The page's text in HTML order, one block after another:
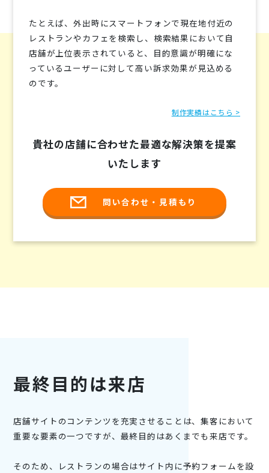
たとえば、外出時にスマートフォンで現在地付近の
レストランやカフェを検索し、検索結果において自
店舗が上位表示されていると、目的意識が明確にな
っているユーザーに対して高い訴求効果が見込める
のです。
制作実績はこちら >
貴社の店舗に合わせた最適な解決策を提案
いたします
問い合わせ・見積もり
最終目的は来店
店舗サイトのコンテンツを充実させることは、集客において
重要な要素の一つですが、最終目的はあくまでも来店です。
そのため、レストランの場合はサイト内に予約フォームを設